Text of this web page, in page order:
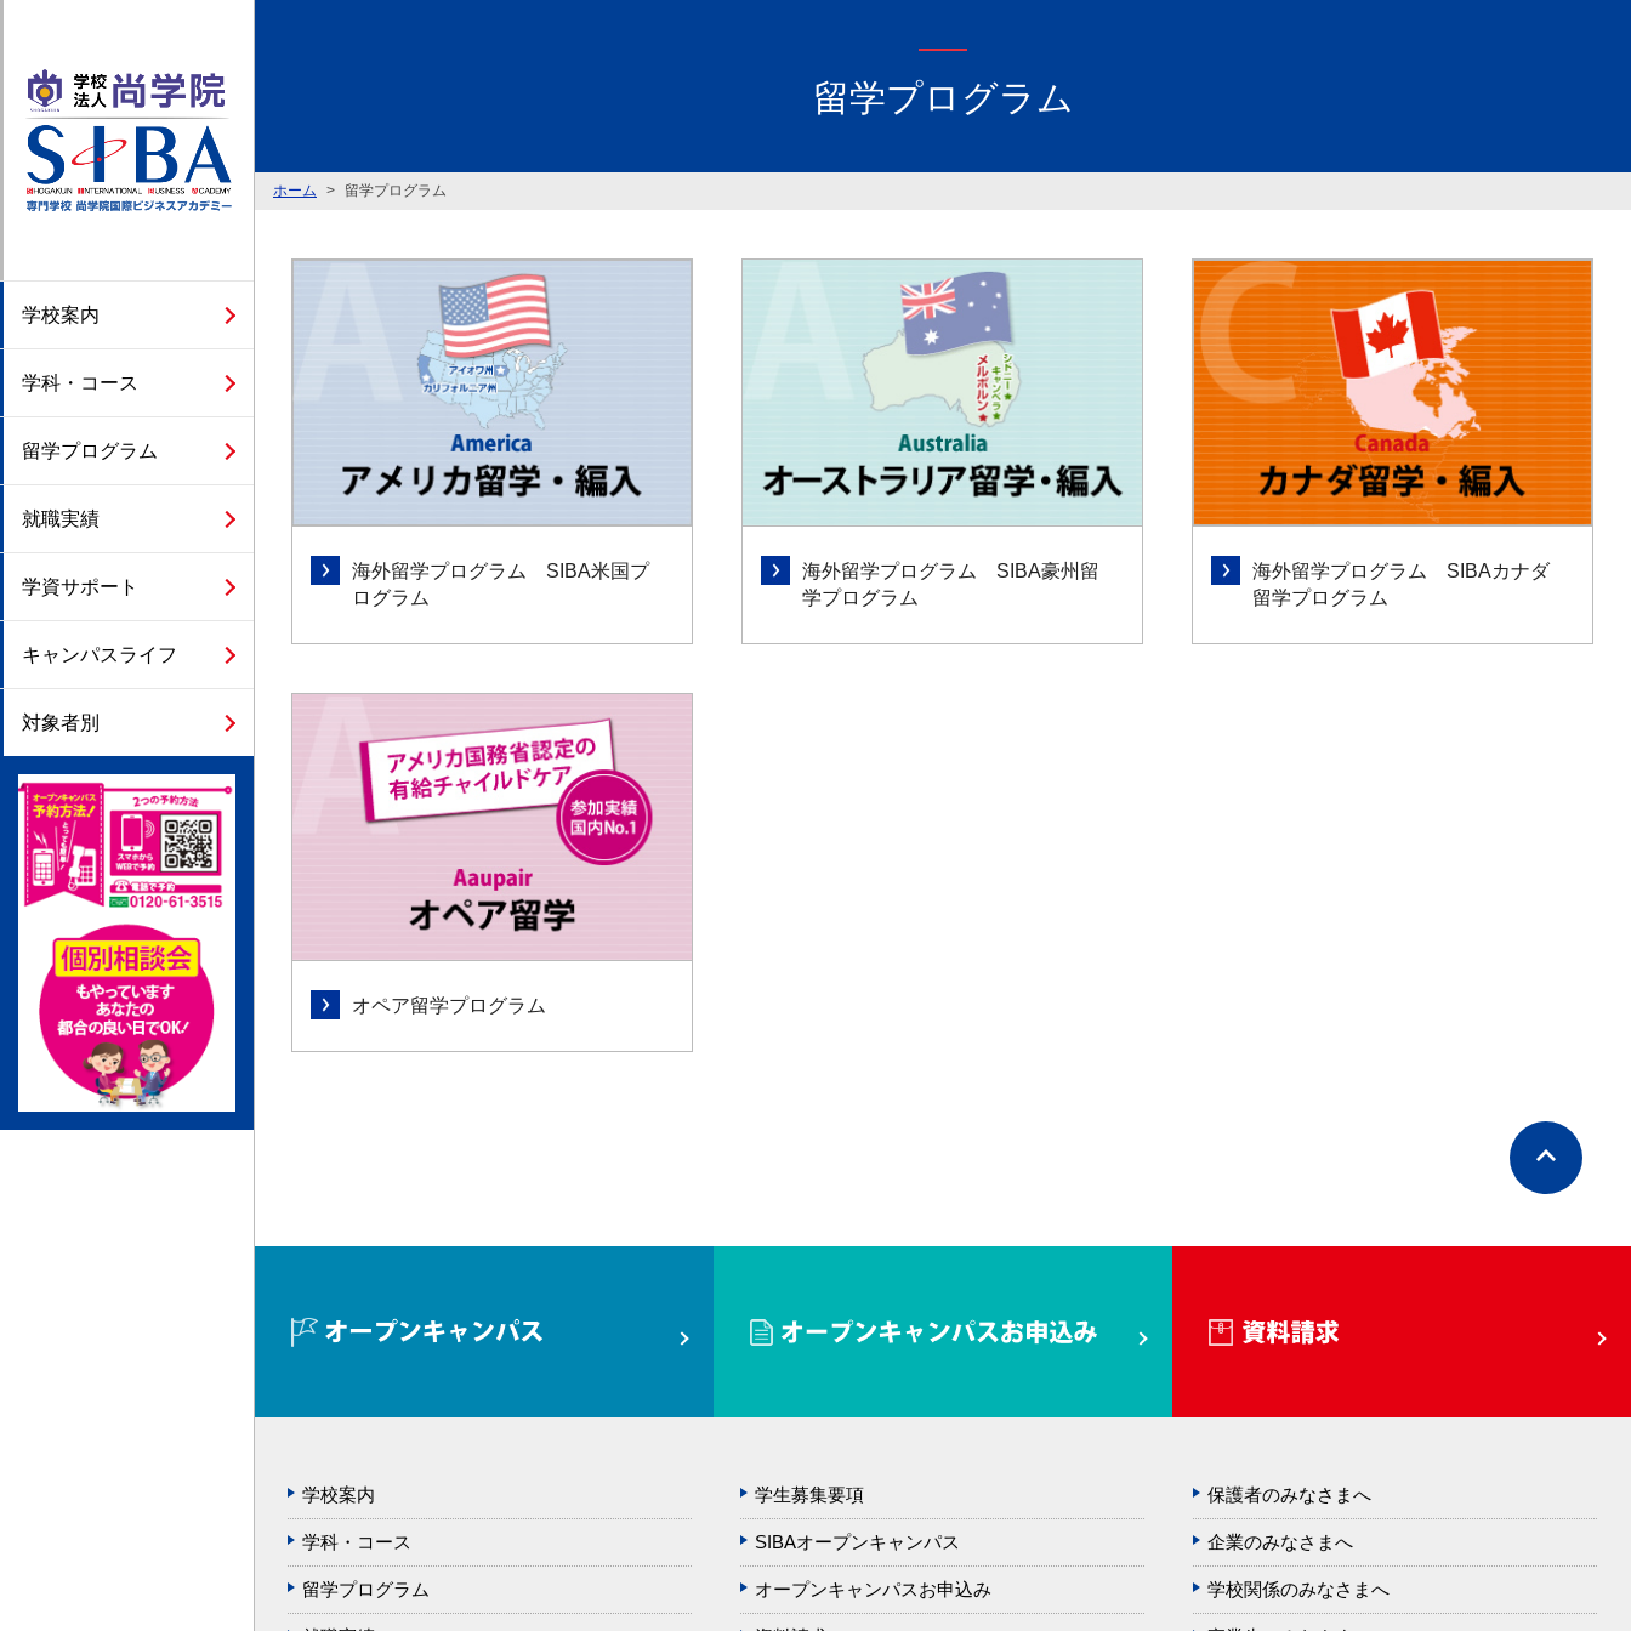
学校案内
学科・コース
留学プログラム
就職実績
学資サポート
キャンパスライフ
対象者別
留学プログラム
ホーム 留学プログラム
海外留学プログラム SIBA米国プ
ログラム
海外留学プログラム SIBA豪州留
学プログラム
海外留学プログラム SIBAカナダ
留学プログラム
オペア留学プログラム
学校案内
学科・コース
留学プログラム
学生募集要項
SIBAオープンキャンパス
オープンキャンパスお申込み
保護者のみなさまへ
企業のみなさまへ
学校関係のみなさまへ